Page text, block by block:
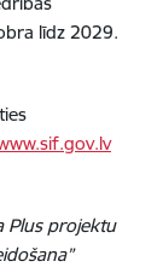
līdz 2029.
Plus projektu